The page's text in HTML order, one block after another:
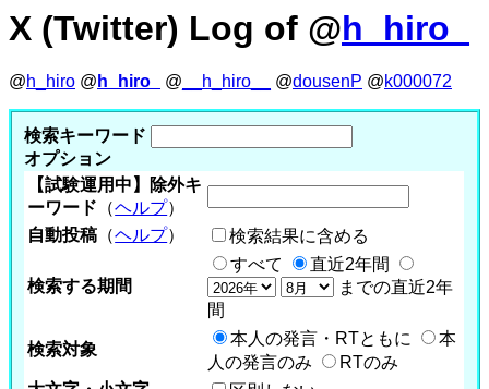
X (Twitter) Log of @h_hiro_
@h_hiro @ h_hiro_ @ __h_hiro__ @dousenP @k000072
検索キーワード
オプション
【試験運用中】除外キ
ーワード （ヘルプ）
自動投稿 （ヘルプ） 検索結果に含める
検索する期間
すべて
直近2年間
までの直近2年
間
検索対象
本人の発言・RTともに
本
人の発言のみ
RTのみ